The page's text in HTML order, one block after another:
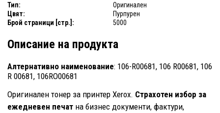
Тип:
Оригинален
Цвят:
Пурпурен
Брой страници [стр.]:
5000
Описание на продукта
Алтернативно наименование: 106-R00681, 106 R00681, 106
R 00681, 106RO00681
Оригинален тонер за принтер Xerox. Страхотен избор за
ежедневен печат на бизнес документи, фактури,